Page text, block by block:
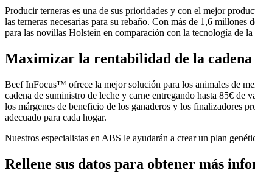
Producir terneras es una de sus prioridades y con el mejor
las terneras necesarias para su rebaño. Con más de 1,6
para las novillas Holstein en comparación con la tecnología de
Maximizar la rentabilidad de la cadena
Beef InFocus™ ofrece la mejor solución para los animales de
cadena de suministro de leche y carne entregando hasta 85€
los márgenes de beneficio de los ganaderos y los finalizadores
adecuado para cada hogar.
Nuestros especialistas en ABS le ayudarán a crear un plan
Rellene sus datos para obtener más